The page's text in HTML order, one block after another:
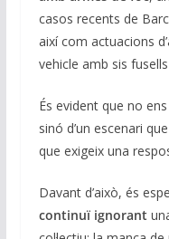
casos recents de
així com actuacions
vehicle amb sis
És evident que no
sinó d’un escenari
que exigeix una
Davant d’això, és
continuï ignorant